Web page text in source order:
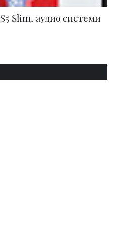
Slim, аудио системи